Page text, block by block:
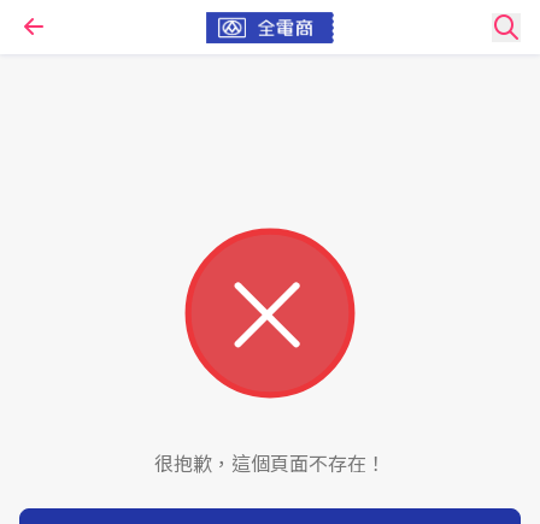
很抱歉，這個頁面不存在！